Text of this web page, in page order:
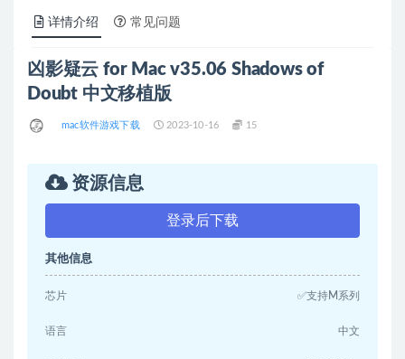
详情介绍 常见问题
凶影疑云 for Mac v35.06 Shadows of
Doubt 中文移植版
mac软件游戏下载 2023-10-16 15
资源信息
登录后下载
其他信息
芯片 ✅支持M系列
语言 中文